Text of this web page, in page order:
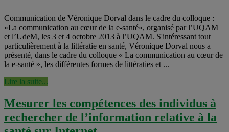
Communication de Véronique Dorval dans le cadre du colloque :
«La communication au cœur de la e-santé», organisé par l’UQAM
et l’UdeM, les 3 et 4 octobre 2013 à l’UQAM. S'intéressant tout
particulièrement à la littératie en santé, Véronique Dorval nous a
présenté, dans le cadre du colloque « La communication au cœur de
la e-santé », les différentes formes de littératies et ...
Lire la suite...
Mesurer les compétences des individus à
rechercher de l’information relative à la